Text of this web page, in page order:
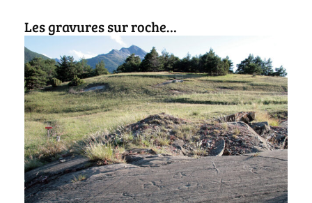
Les gravures sur roche…